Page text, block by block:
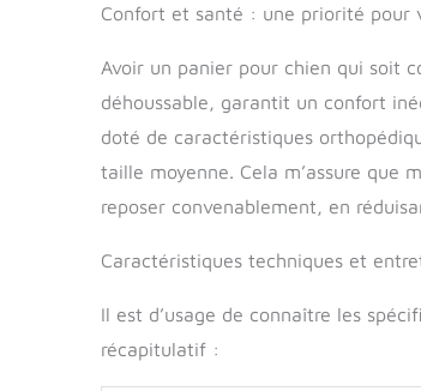
Confort et santé : une priorité pour
Avoir un panier pour chien qui soit
déhoussable, garantit un confort
doté de caractéristiques
taille moyenne. Cela m’assure que
reposer convenablement, en
Caractéristiques techniques et
Il est d’usage de connaître les
récapitulatif :